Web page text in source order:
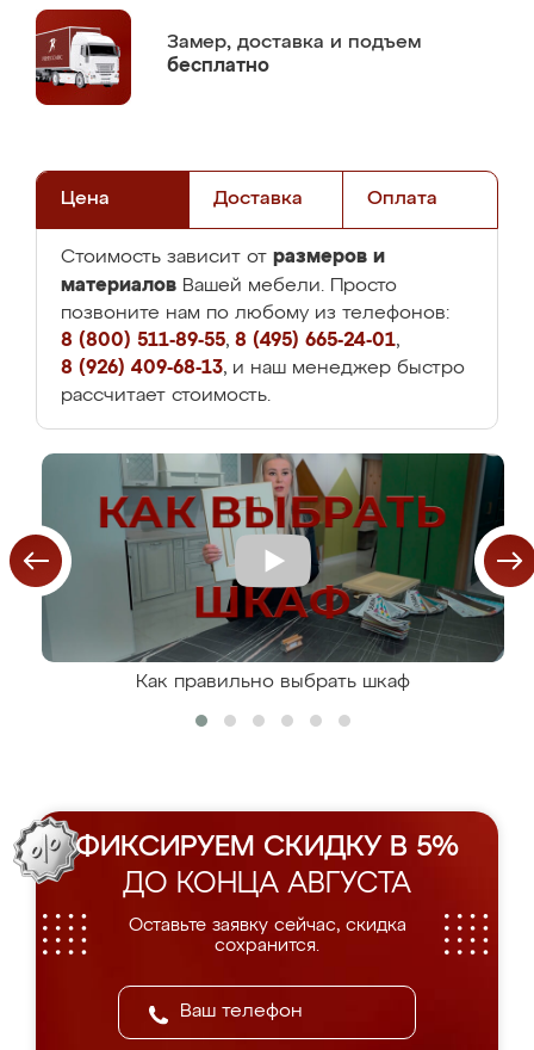
Замер, доставка и подъем
бесплатно
Цена Доставка Оплата
Стоимость зависит от размеров и
материалов Вашей мебели. Просто
позвоните нам по любому из телефонов:
8 (800) 511-89-55, 8 (495) 665-24-01,
8 (926) 409-68-13, и наш менеджер быстро
рассчитает стоимость.
Как правильно выбрать шкаф
ФИКСИРУЕМ СКИДКУ В 5%
ДО КОНЦА АВГУСТА
Оставьте заявку сейчас, скидка
сохранится.